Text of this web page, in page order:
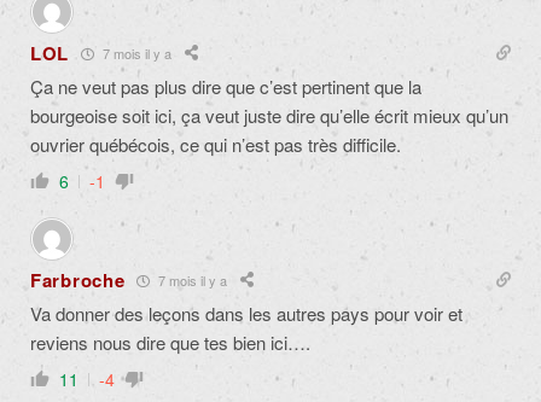
LOL 7 mois il y a
Ça ne veut pas plus dire que c’est pertinent que la
bourgeoise soit ici, ça veut juste dire qu’elle écrit mieux qu’un
ouvrier québécois, ce qui n’est pas très difficile.
6 -1
Farbroche 7 mois il y a
Va donner des leçons dans les autres pays pour voir et
reviens nous dire que tes bien ici….
11 -4